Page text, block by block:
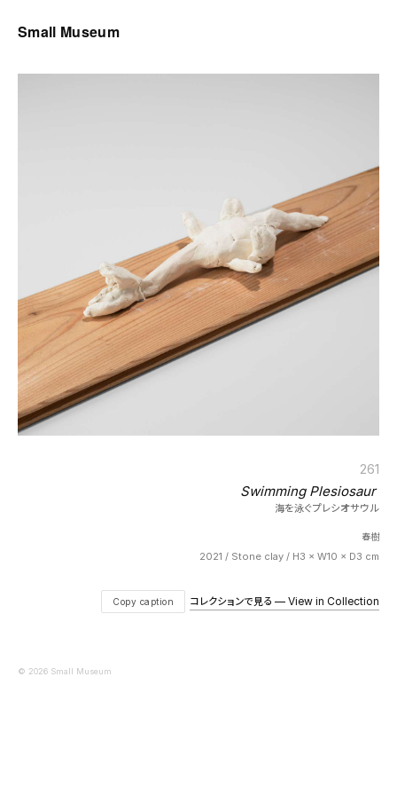
Small Museum
261
Swimming Plesiosaur
海を泳ぐプレシオサウル
春樹
2021 / Stone clay / H3 × W10 × D3 cm
Copy caption コレクションで見る — View in Collection
© 2026 Small Museum